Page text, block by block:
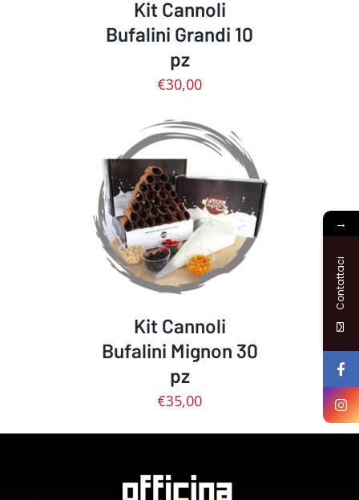
Kit Cannoli
Bufalini Grandi 10
pz
€30,00
AGGIUNGI AL CARRELLO
/
DETTAGLI
Kit Cannoli
Bufalini Mignon 30
pz
€35,00
→
Contattaci